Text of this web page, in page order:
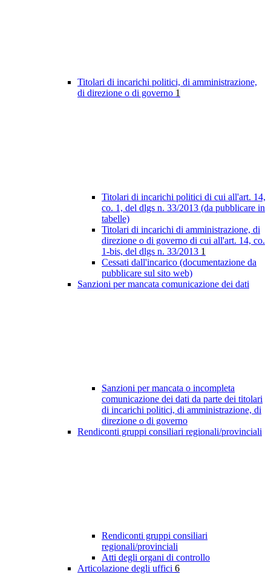
Titolari di incarichi politici, di amministrazione,
di direzione o di governo 1
Titolari di incarichi politici di cui all'art. 14,
co. 1, del dlgs n. 33/2013 (da pubblicare in
tabelle)
Titolari di incarichi di amministrazione, di
direzione o di governo di cui all'art. 14, co.
1-bis, del dlgs n. 33/2013 1
Cessati dall'incarico (documentazione da
pubblicare sul sito web)
Sanzioni per mancata comunicazione dei dati
Sanzioni per mancata o incompleta
comunicazione dei dati da parte dei titolari
di incarichi politici, di amministrazione, di
direzione o di governo
Rendiconti gruppi consiliari regionali/provinciali
Rendiconti gruppi consiliari
regionali/provinciali
Atti degli organi di controllo
Articolazione degli uffici 6